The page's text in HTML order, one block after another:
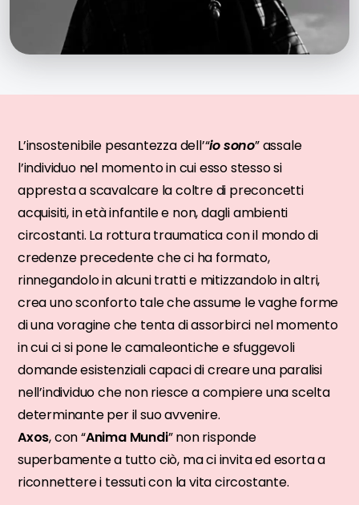
L’insostenibile pesantezza dell’“io sono” assale
l’individuo nel momento in cui esso stesso si
appresta a scavalcare la coltre di preconcetti
acquisiti, in età infantile e non, dagli ambienti
circostanti. La rottura traumatica con il mondo di
credenze precedente che ci ha formato,
rinnegandolo in alcuni tratti e mitizzandolo in altri,
crea uno sconforto tale che assume le vaghe forme
di una voragine che tenta di assorbirci nel momento
in cui ci si pone le camaleontiche e sfuggevoli
domande esistenziali capaci di creare una paralisi
nell’individuo che non riesce a compiere una scelta
determinante per il suo avvenire.
Axos, con “Anima Mundi” non risponde
superbamente a tutto ciò, ma ci invita ed esorta a
riconnettere i tessuti con la vita circostante.